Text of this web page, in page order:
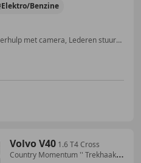
Elektro/Benzine
Garantie, Stoelverwarming, Parkeerhulp met camera, Lederen stuurwiel, Apple CarPlay, Met onderhoudshistorie, Startonderbreker, Achterbank 1/3 - 2/3
Volvo V40 1.6 T4 Cross
Country Momentum '' Trekhaak -